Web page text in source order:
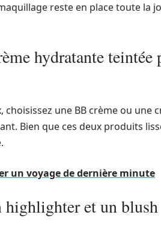
reste en place toute la
hydratante teintée
une BB crème ou une
Bien que ces deux produits
un voyage de dernière minute
highlighter et un blush